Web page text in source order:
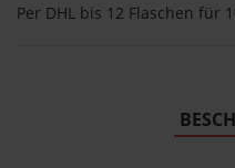
Per DHL bis 12 Flaschen für